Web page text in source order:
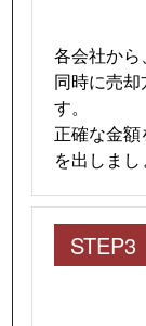
各会社から
同時に売
す。
正確な金
を出しまし
STEP3